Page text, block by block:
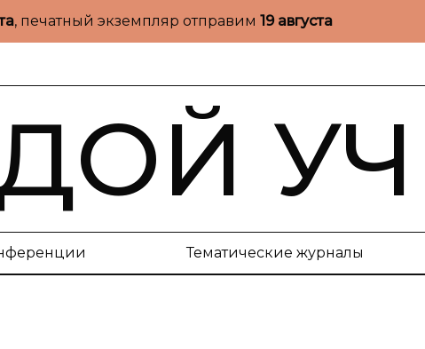
, печатный экземпляр отправим 19 августа
Тематические журналы